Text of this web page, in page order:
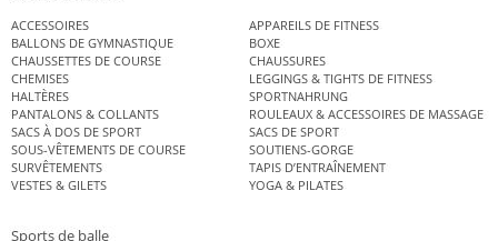
ACCESSOIRES
APPAREILS DE FITNESS
BALLONS DE GYMNASTIQUE
BOXE
CHAUSSETTES DE COURSE
CHAUSSURES
CHEMISES
LEGGINGS & TIGHTS DE FITNESS
HALTÈRES
SPORTNAHRUNG
PANTALONS & COLLANTS
ROULEAUX & ACCESSOIRES DE MASSAGE
SACS À DOS DE SPORT
SACS DE SPORT
SOUS-VÊTEMENTS DE COURSE
SOUTIENS-GORGE
SURVÊTEMENTS
TAPIS D’ENTRAÎNEMENT
VESTES & GILETS
YOGA & PILATES
Sports de balle